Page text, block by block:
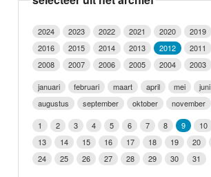
Video
Webcam
Info
2024 2023 2022 2021 2020 2019
2016
2015 2014 2013 2012 2011
2008
2007 2006 2005 2004 2003
januari
februari maart april mei juni
augustus
september oktober november
1
2 3 4 5 6 7 8 9 10
13
14 15 16 17 18 19 20
24
25 26 27 28 29 30 31